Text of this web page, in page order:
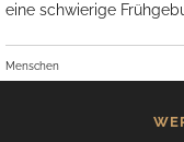
eine schwierige
Menschen